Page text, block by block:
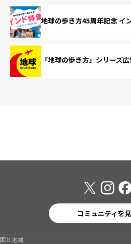
地球の歩き方45周年記念 イ
「地球の歩き方」シリーズ
コミュニティを
国と地域